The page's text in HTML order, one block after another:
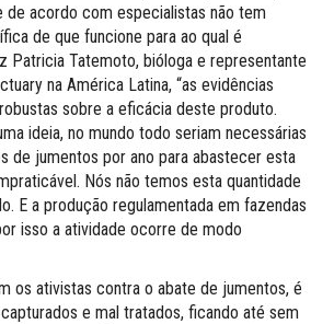
de acordo com especialistas não tem
de que funcione para ao qual é
Patricia Tatemoto, bióloga e representante
na América Latina, “as evidências
sobre a eficácia deste produto.
ideia, no mundo todo seriam necessárias
de jumentos por ano para abastecer esta
Nós não temos esta quantidade
E a produção regulamentada em fazendas
isso a atividade ocorre de modo
os ativistas contra o abate de jumentos, é
e mal tratados, ficando até sem